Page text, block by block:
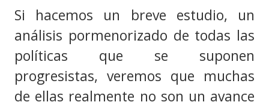
Si hacemos un breve estudio, un
análisis pormenorizado de todas las
políticas que se suponen
progresistas, veremos que muchas
de ellas realmente no son un avance